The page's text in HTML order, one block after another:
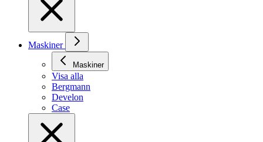
Maskiner
Maskiner
Visa alla
Bergmann
Develon
Case